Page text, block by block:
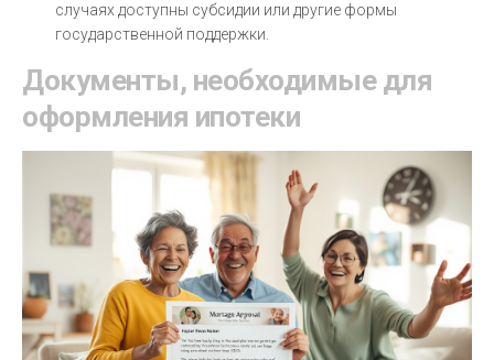
случаях доступны субсидии или другие формы
государственной поддержки.
Документы, необходимые для
оформления ипотеки